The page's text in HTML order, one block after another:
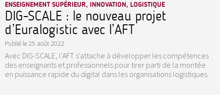
ENSEIGNEMENT SUPÉRIEUR, INNOVATION, LOGISTIQUE
DIG-SCALE : le nouveau projet
d’Euralogistic avec l’AFT
Publié le 25 août 2022
Avec DIG-SCALE, l’AFT s’attache à développer les compétences
des enseignants et professionnels pour tirer parti de la montée
en puissance rapide du digital dans les organisations logistiques.